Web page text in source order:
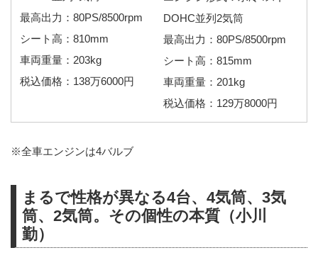
最高出力：80PS/8500rpm
シート高：810mm
車両重量：203kg
税込価格：138万6000円
DOHC並列2気筒
最高出力：80PS/8500rpm
シート高：815mm
車両重量：201kg
税込価格：129万8000円
※全車エンジンは4バルブ
まるで性格が異なる4台、4気筒、3気
筒、2気筒。その個性の本質（小川
勤）